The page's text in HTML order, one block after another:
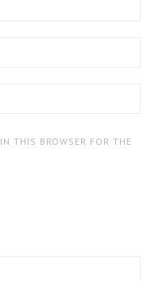
THIS BROWSER FOR THE